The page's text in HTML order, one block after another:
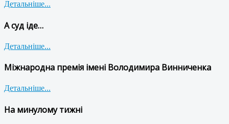
Детальніше...
А суд іде…
Детальніше...
Міжнародна премія імені Володимира Винниченка
Детальніше...
На минулому тижні